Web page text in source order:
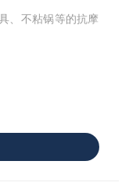
、不粘锅等的抗摩